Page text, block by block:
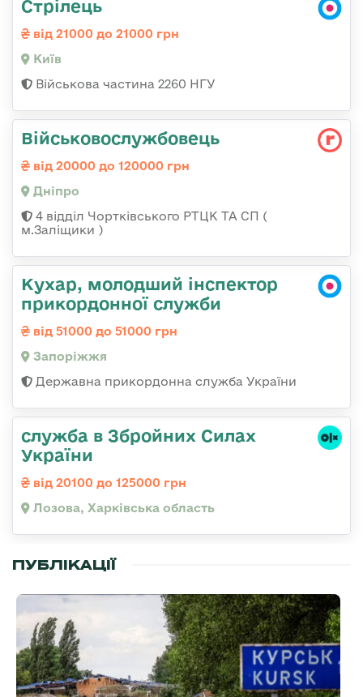
Стрілець
від 21000 до 21000 грн
Київ
Військова частина 2260 НГУ
Військовослужбовець
від 20000 до 120000 грн
Дніпро
4 відділ Чортківського РТЦК ТА СП (
м.Заліщики )
Кухар, молодший інспектор
прикордонної служби
від 51000 до 51000 грн
Запоріжжя
Державна прикордонна служба України
служба в Збройних Силах
України
від 20100 до 125000 грн
Лозова, Харківська область
ПУБЛІКАЦІЇ